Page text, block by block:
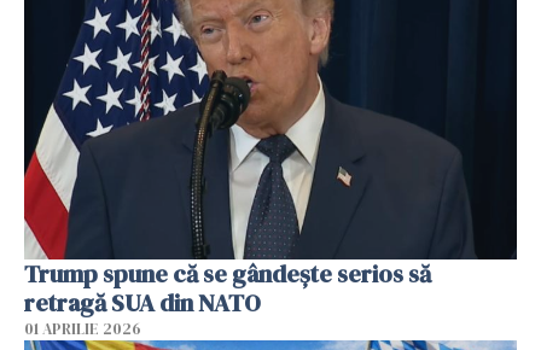
Trump spune că se gândeşte serios să
retragă SUA din NATO
01 APRILIE 2026